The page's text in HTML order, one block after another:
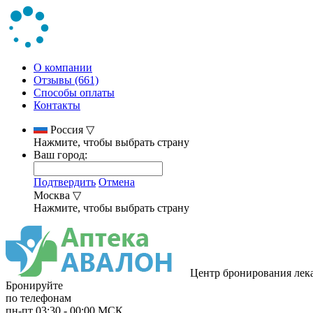
О компании
Отзывы (661)
Способы оплаты
Контакты
Россия ▽
Нажмите, чтобы выбрать страну
Ваш город:
Подтвердить Отмена
Москва ▽
Нажмите, чтобы выбрать страну
Центр бронирования
Бронируйте
по телефонам
пн-пт 03:30 - 00:00 МСК